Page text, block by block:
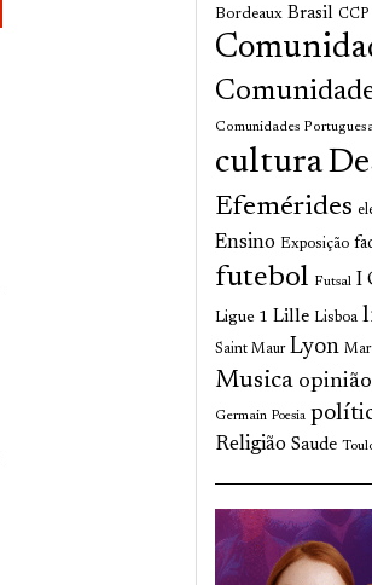
Bordeaux Brasil CCP
Comunidades
cultura
Efemérides
Ensino Exposição
futebol Futsal I
Ligue 1 Lille Lisboa
Saint Maur Lyon
Musica opinião
Germain Poesia
Religião Saude